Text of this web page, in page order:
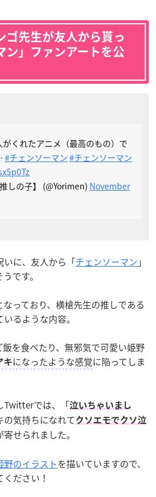
ゴ先生が友人から貰っ
ン」ファンアートを公
くれたアニメ（最高のもの）で
#チェンソーマン #チェンソーマン
しの子】 (@Yorimen) November
いに、友人から「チェンソーマン 」
です。
っており、横槍先生の推しである
るような内容。
を食べたり、無邪気で可愛い姫野
キ になったような感覚に陥ってしま
Twitterでは、「泣いちゃいまし
の気持ちになれてクソエモでクソ泣
せられました。
野のイラストを描いていますので、
ださい！